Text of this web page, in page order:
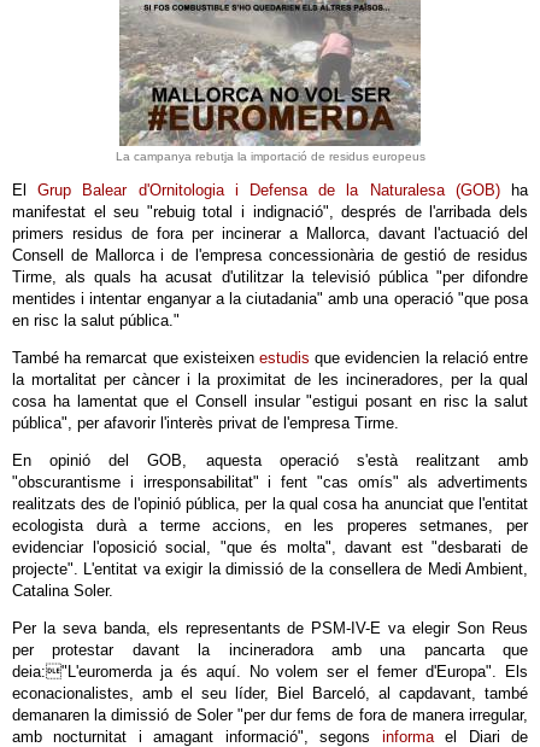
La campanya rebutja la importació de residus europeus
ElGrup Balear d'Ornitologia i Defensa de la Naturalesa (GOB)ha
manifestat el seu "rebuig total i indignació", després de l'arribada dels
primers residus de fora per incinerar a Mallorca, davant l'actuació del
Consell de Mallorca i de l'empresa concessionària de gestió de residus
Tirme, als quals ha acusat d'utilitzar la televisió pública "per difondre
mentides i intentar enganyar a la ciutadania" amb una operació "que posa
en risc la salut pública."
També ha remarcat que existeixen estudis que evidencien la relació entre
la mortalitat per càncer i la proximitat de les incineradores, per la qual
cosa ha lamentat que el Consell insular "estigui posant en risc la salut
pública", per afavorir l'interès privat de l'empresa Tirme.
En opinió del GOB, aquesta operació s'està realitzant amb
"obscurantisme i irresponsabilitat" i fent "cas omís" als advertiments
realitzats des de l'opinió pública, per la qual cosa ha anunciat que l'entitat
ecologista durà a terme accions, en les properes setmanes, per
evidenciar l'oposició social, "que és molta", davant est "desbarati de
projecte". L'entitat va exigir la dimissió de la consellera de Medi Ambient,
Catalina Soler.
Per la seva banda, els representants de PSM-IV-E va elegir Son Reus
per protestar davant la incineradora amb una pancarta que
deia:"L'euromerda ja és aquí. No volem ser el femer d'Europa". Els
econacionalistes, amb el seu líder, Biel Barceló, al capdavant, també
demanaren la dimissió de Soler "per dur fems de fora de manera irregular,
amb nocturnitat i amagant informació", segons informael Diari de